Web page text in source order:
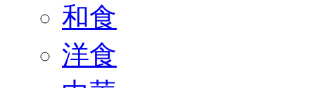
和食
洋食